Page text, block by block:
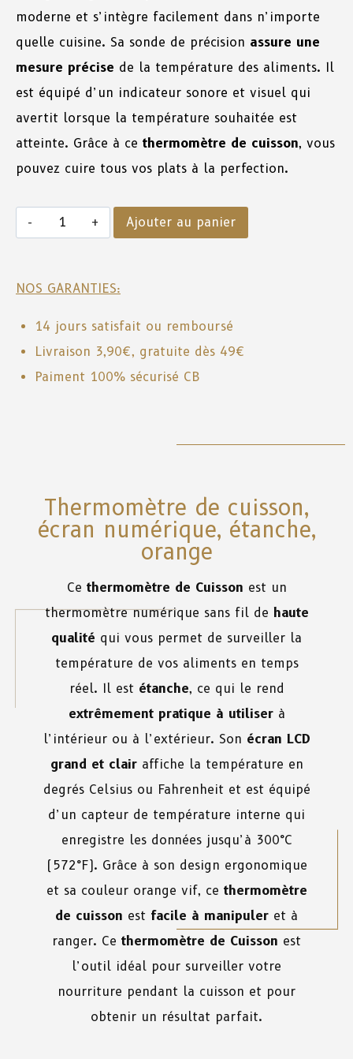
moderne et s’intègre facilement dans n’importe
quelle cuisine. Sa sonde de précision assure une
mesure précise de la température des aliments. Il
est équipé d’un indicateur sonore et visuel qui
avertit lorsque la température souhaitée est
atteinte. Grâce à ce thermomètre de cuisson, vous
pouvez cuire tous vos plats à la perfection.
Ajouter au panier
NOS GARANTIES:
14 jours satisfait ou remboursé
Livraison 3,90€, gratuite dès 49€
Paiment 100% sécurisé CB
Thermomètre de cuisson,
écran numérique, étanche,
orange
Ce thermomètre de Cuisson est un
thermomètre numérique sans fil de haute
qualité qui vous permet de surveiller la
température de vos aliments en temps
réel. Il est étanche, ce qui le rend
extrêmement pratique à utiliserà
l’intérieur ou à l’extérieur. Son écran LCD
grand et clairaffiche la température en
degrés Celsius ou Fahrenheit et est équipé
d’un capteur de température interne qui
enregistre les données jusqu’à 300°C
(572°F). Grâce à son design ergonomique
et sa couleur orange vif, ce thermomètre
de cuisson est facile à manipuler et à
ranger. Ce thermomètre de Cuisson est
l’outil idéal pour surveiller votre
nourriture pendant la cuisson et pour
obtenir un résultat parfait.